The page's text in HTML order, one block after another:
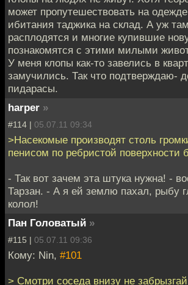
может пропутешествовать на
ибитания таджика на склад. А уж
расплодятся и многие купившие
познакомятся с этими милыми
У меня клопы как-то завелись в
замучились. Так что подтверждаю-
пидарасы.
harper »
#114 | 05.07.11 09:34
>Насекомые производят столь
пенисом по ребристой поверхности
- Так вот зачем эта штука нужна! -
Тарзан. - А я ей землю пахал, рыбу
колол!
Пан Головатый »
#115 | 05.07.11 09:36
Кому: Nin, #101
> Смотри соседа внизу не